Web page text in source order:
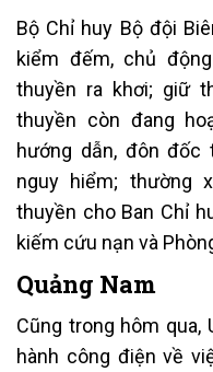
Bộ Chỉ huy Bộ đội
kiểm đếm, chủ
thuyền ra khơi; giữ
thuyền còn đang
hướng dẫn, đôn đốc
nguy hiểm; thường
thuyền cho Ban Chỉ
kiếm cứu nạn và
Quảng Nam
Cũng trong hôm qua,
hành công điện về